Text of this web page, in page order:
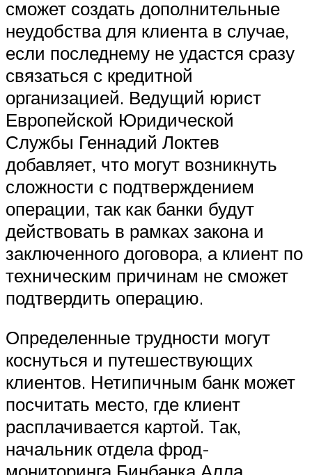
сможет создать дополнительные
неудобства для клиента в случае,
если последнему не удастся сразу
связаться с кредитной
организацией. Ведущий юрист
Европейской Юридической
Службы Геннадий Локтев
добавляет, что могут возникнуть
сложности с подтверждением
операции, так как банки будут
действовать в рамках закона и
заключенного договора, а клиент по
техническим причинам не сможет
подтвердить операцию.
Определенные трудности могут
коснуться и путешествующих
клиентов. Нетипичным банк может
посчитать место, где клиент
расплачивается картой. Так,
начальник отдела фрод-